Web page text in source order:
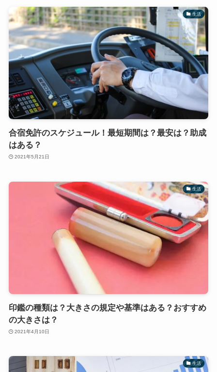
生活
合宿免許のスケジュール！最短期間は？最安は？助成
はある？
2021年5月21日
生活
印鑑の種類は？大きさの規定や基準はある？おすすめ
の大きさは？
2021年4月10日
生活